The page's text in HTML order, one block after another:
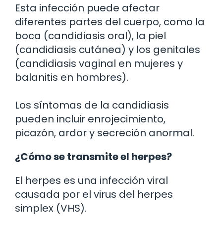
Esta infección puede afectar
diferentes partes del cuerpo, como la
boca (candidiasis oral), la piel
(candidiasis cutánea) y los genitales
(candidiasis vaginal en mujeres y
balanitis en hombres).
Los síntomas de la candidiasis
pueden incluir enrojecimiento,
picazón, ardor y secreción anormal.
¿Cómo se transmite el herpes?
El herpes es una infección viral
causada por el virus del herpes
simplex (VHS).